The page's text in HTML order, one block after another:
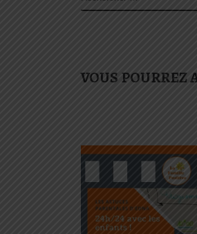
VOUS POURREZ